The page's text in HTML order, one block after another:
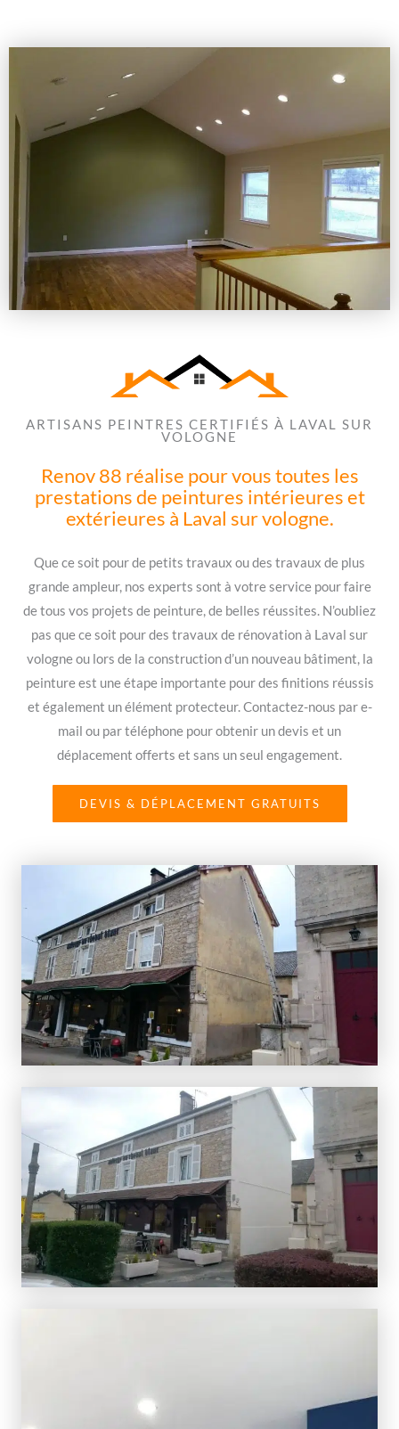
ARTISANS PEINTRES CERTIFIÉS À LAVAL SUR
VOLOGNE
Renov 88 réalise pour vous toutes les
prestations de peintures intérieures et
extérieures à Laval sur vologne.
Que ce soit pour de petits travaux ou des travaux de plus
grande ampleur, nos experts sont à votre service pour faire
de tous vos projets de peinture, de belles réussites. N’oubliez
pas que ce soit pour des travaux de rénovation à Laval sur
vologne ou lors de la construction d’un nouveau bâtiment, la
peinture est une étape importante pour des finitions réussis
et également un élément protecteur. Contactez-nous par e-
mail ou par téléphone pour obtenir un devis et un
déplacement offerts et sans un seul engagement.
DEVIS & DÉPLACEMENT GRATUITS